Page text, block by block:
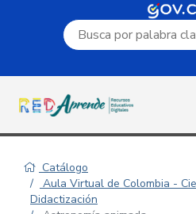
Campo de búsqueda
Catálogo
Aula Virtual de Colombia -
Didactización